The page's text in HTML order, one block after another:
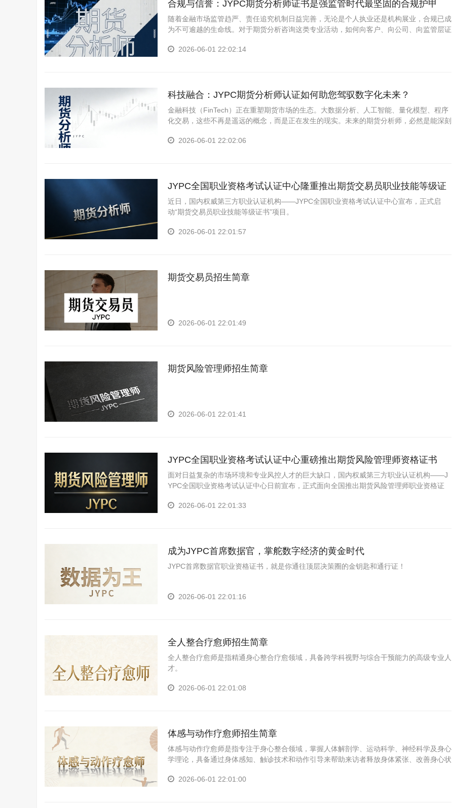
管理工程师考试网 数控工程师考试网 无人机工程师考试网
医疗器械工程师考试网 江苏英才集团 林业工程师考试网 焊接工程师考试网
电子竞技师考试网 汽车工程师考试网
心
心
合规与信誉：JYPC期货分析师证书是强监管时代最坚固的合规护甲
随着金融市场监管趋严、责任追究机制日益完善，无论是个人执业还是机构展业，合规已成
为不可逾越的生命线。对于期货分析咨询这类专业活动，如何向客户、向公司、向监管层证
的信誉凭证与合规护甲。
2026-06-01 22:02:14
科技融合：JYPC期货分析师认证如何助您驾驭数字化未来？
金融科技（FinTech）正在重塑期货市场的生态。大数据分析、人工智能、量化模型、程序
化交易，这些不再是遥远的概念，而是正在发生的现实。未来的期货分析师，必然是能深刻
2026-06-01 22:02:06
JYPC全国职业资格考试认证中心隆重推出期货交易员职业技能等级证
书
近日，国内权威第三方职业认证机构——JYPC全国职业资格考试认证中心宣布，正式启
动“期货交易员职业技能等级证书”项目。
2026-06-01 22:01:57
期货交易员招生简章
2026-06-01 22:01:49
期货风险管理师招生简章
2026-06-01 22:01:41
JYPC全国职业资格考试认证中心重磅推出期货风险管理师资格证书
面对日益复杂的市场环境和专业风控人才的巨大缺口，国内权威第三方职业认证机构——J
YPC全国职业资格考试认证中心日前宣布，正式面向全国推出期货风险管理师职业资格证
2026-06-01 22:01:33
成为JYPC首席数据官，掌舵数字经济的黄金时代
JYPC首席数据官职业资格证书，就是你通往顶层决策圈的金钥匙和通行证！
2026-06-01 22:01:16
全人整合疗愈师招生简章
全人整合疗愈师是指精通身心整合疗愈领域，具备跨学科视野与综合干预能力的高级专业人
才。
2026-06-01 22:01:08
体感与动作疗愈师招生简章
体感与动作疗愈师是指专注于身心整合领域，掌握人体解剖学、运动科学、神经科学及身心
学理论，具备通过身体感知、触诊技术和动作引导来帮助来访者释放身体紧张、改善身心状
2026-06-01 22:01:00